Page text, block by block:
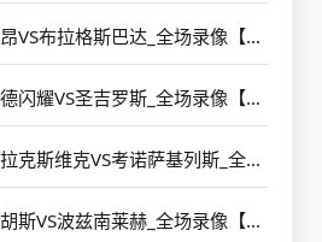
2026年08月05日 里昂VS布拉格斯巴达_全场录像【高清回放】
2026年08月05日 博德闪耀VS圣吉罗斯_全场录像【高清回放】
2026年07月30日 克拉克斯维克VS考诺萨基列斯_全场录像【高清回放】
2026年07月30日 奥胡斯VS波兹南莱赫_全场录像【高清回放】